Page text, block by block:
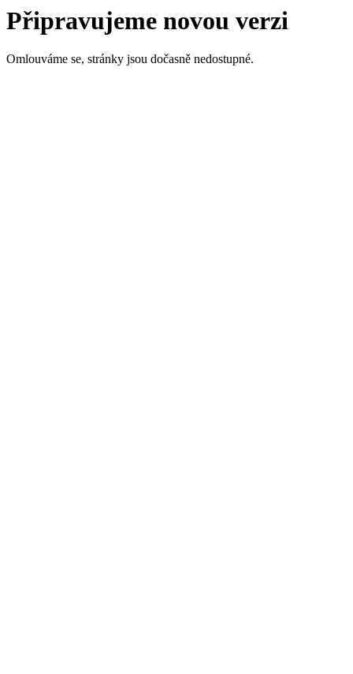
Připravujeme novou verzi
Omlouváme se, stránky jsou dočasně nedostupné.